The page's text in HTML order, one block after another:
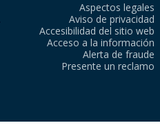
Aspectos legales
Aviso de privacidad
Accesibilidad del sitio web
Acceso a la información
Alerta de fraude
Presente un reclamo